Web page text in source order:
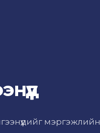
мэргэжлийн